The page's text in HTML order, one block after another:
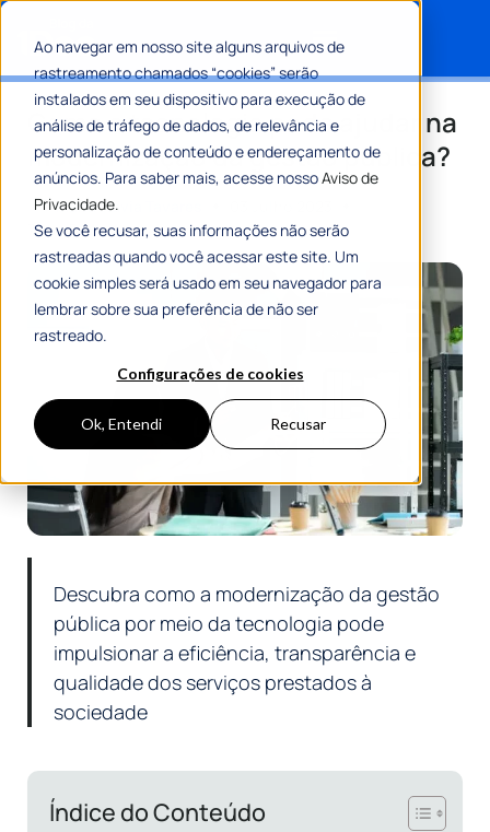
Ao navegar em nosso site alguns arquivos de
rastreamento chamados “cookies” serão
instalados em seu dispositivo para execução de
análise de tráfego de dados, de relevância e
personalização de conteúdo e endereçamento de
anúncios. Para saber mais, acesse nossoAviso de
Privacidade.
Se você recusar, suas informações não serão
rastreadas quando você acessar este site. Um
cookie simples será usado em seu navegador para
lembrar sobre sua preferência de não ser
rastreado.
Configurações de cookies
Ok, Entendi Recusar
Como a tecnologia pode ajudar na
modernização da gestão pública?
PorMaria Flávia Tavares
7 Min De Leitura
Descubra como a modernização da gestão
pública por meio da tecnologia pode
impulsionar a eficiência, transparência e
qualidade dos serviços prestados à
sociedade
Índice do Conteúdo